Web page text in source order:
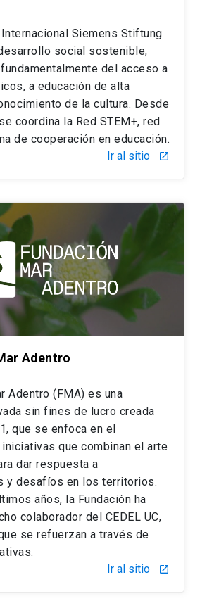
Siemens Stiftung
social sostenible,
del acceso a
a educación de alta
de la cultura. Desde
coordina la Red STEM+, red
de cooperación en educación.
Ir al sitio
launch
Adentro
Adentro (FMA) es una
sin fines de lucro creada
que se enfoca en el
que combinan el arte
dar respuesta a
y desafíos en los territorios.
años, la Fundación ha
colaborador del CEDEL UC,
se refuerzan a través de
Ir al sitio
launch